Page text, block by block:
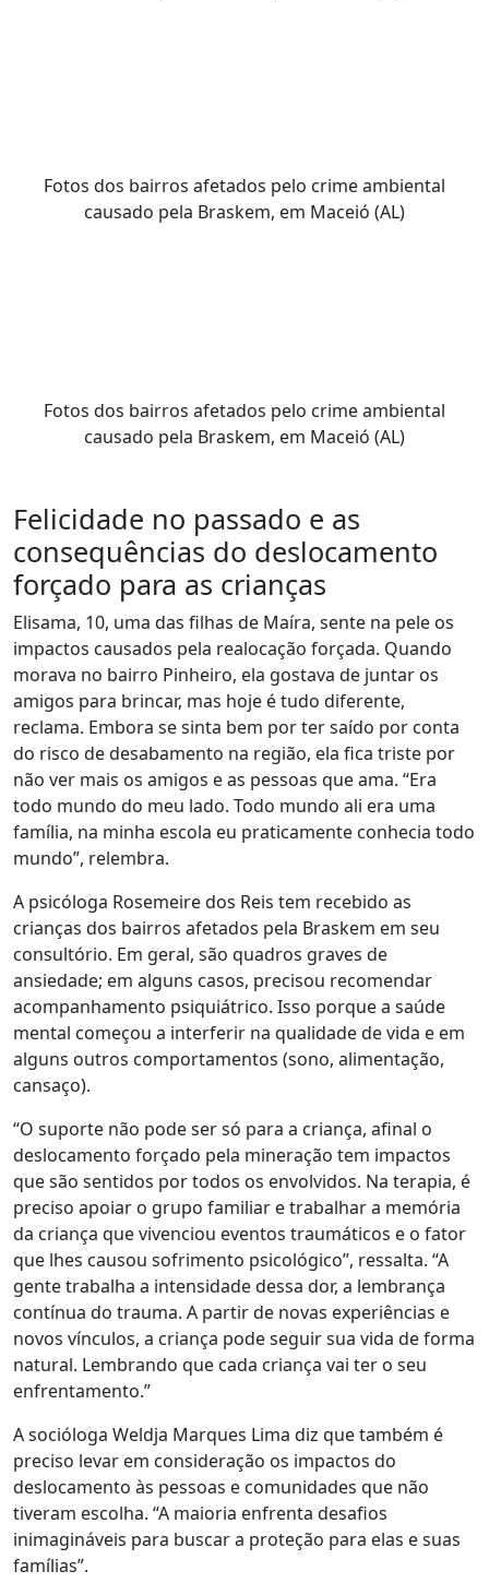
Fotos dos bairros afetados pelo crime ambiental
causado pela Braskem, em Maceió (AL)
Fotos dos bairros afetados pelo crime ambiental
causado pela Braskem, em Maceió (AL)
Felicidade no passado e as
consequências do deslocamento
forçado para as crianças
Elisama, 10, uma das filhas de Maíra, sente na pele os
impactos causados pela realocação forçada. Quando
morava no bairro Pinheiro, ela gostava de juntar os
amigos para brincar, mas hoje é tudo diferente,
reclama. Embora se sinta bem por ter saído por conta
do risco de desabamento na região, ela fica triste por
não ver mais os amigos eas pessoas que ama. “Era
todo mundo do meu lado. Todo mundo ali era uma
família, na minha escola eu praticamente conhecia todo
mundo”, relembra.
A psicóloga Rosemeire dos Reis tem recebido as
crianças dos bairros afetados pela Braskem em seu
consultório. Em geral, são quadros graves de
ansiedade; em alguns casos, precisou recomendar
acompanhamento psiquiátrico. Isso porquea saúde
mental começou a interferir na qualidade de vida e em
alguns outros comportamentos (sono, alimentação,
cansaço).
“O suporte não pode sersó para a criança, afinal o
deslocamento forçado pela mineração tem impactos
que são sentidos por todos os envolvidos. Na terapia, é
preciso apoiar o grupo familiar e trabalhar a memória
da criança que vivenciou eventos traumáticos e o fator
que lhes causou sofrimento psicológico”, ressalta. “A
gente trabalha a intensidade dessa dor, a lembrança
contínua do trauma. A partir de novas experiências e
novos vínculos, a criança pode seguir sua vida de forma
natural. Lembrando que cada criança vai ter o seu
enfrentamento.”
A socióloga Weldja Marques Lima diz que também é
preciso levar em consideração os impactos do
deslocamento às pessoas e comunidades que não
tiveram escolha. “A maioria enfrenta desafios
inimagináveis para buscar a proteção para elas e suas
famílias”.